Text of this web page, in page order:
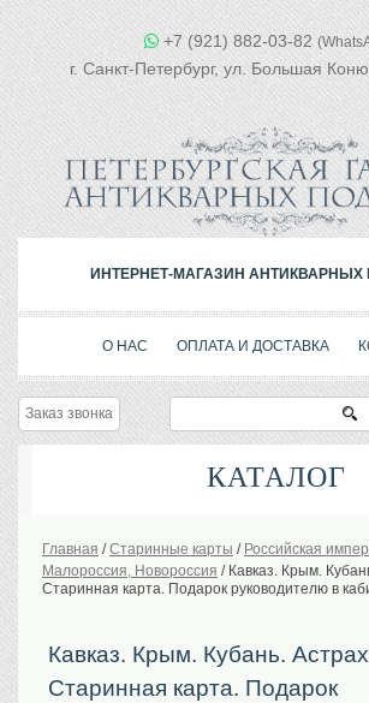
+7 (921) 882-03-82
г. Санкт-Петербург, ул. Большая
ИНТЕРНЕТ-МАГАЗИН АНТИКВАРНЫХ
О НАС ОПЛАТА И ДОСТАВКА
Заказ звонка
КАТАЛОГ
История Российской империи. Обычаи
Портреты царской семьи
Главная /Старинные карты / Российская
Малороссия, Новороссия / Кавказ. Крым.
Старинная карта. Подарок руководителю в
Кавказ. Крым. Кубань.
Старинная карта. Подарок